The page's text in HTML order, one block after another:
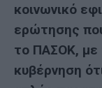
κοινωνικό
ερώτησης
το ΠΑΣΟΚ, με
κυβέρνηση